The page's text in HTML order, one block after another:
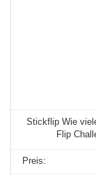
Stickflip Wie
Flip